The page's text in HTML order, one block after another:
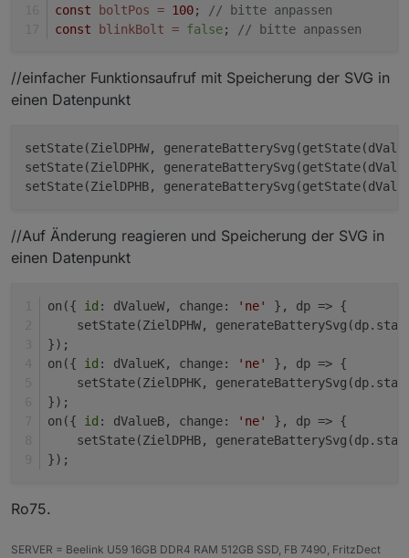
const
boltPos = 100;
// bitte anpassen
const
blinkBolt = false; // bitte anpassen
//einfacher Funktionsaufruf mit Speicherung der SVG in
einen Datenpunkt
setState(ZielDPHW,
setState(ZielDPHK,
setState(ZielDPHB,
//Auf Änderung reagieren und Speicherung der SVG in
einen Datenpunkt
on({ id : dValueW, change: 'ne'
}, dp => {
setState(ZielDPHW,
});
on({ id : dValueK, change: 'ne'
}, dp => {
setState(ZielDPHK,
});
on({ id : dValueB, change: 'ne'
}, dp => {
setState(ZielDPHB,
});
Ro75.
SERVER = Beelink U59 16GB DDR4 RAM 512GB SSD, FB 7490, FritzDect